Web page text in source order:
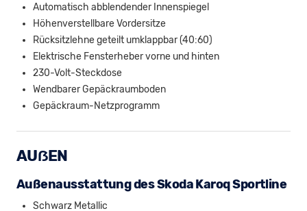
Automatisch abblendender Innenspiegel
Höhenverstellbare Vordersitze
Rücksitzlehne geteilt umklappbar (40:60)
Elektrische Fensterheber vorne und hinten
230-Volt-Steckdose
Wendbarer Gepäckraumboden
Gepäckraum-Netzprogramm
AUẞEN
Außenausstattung des Skoda Karoq Sportline
Schwarz Metallic